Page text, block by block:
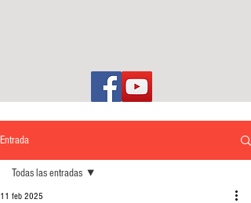
Entrada
Todas las entradas
11 feb 2025